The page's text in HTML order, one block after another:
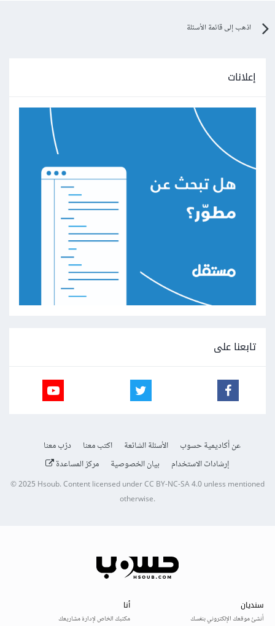
اذهب إلى قائمة الأسئلة
إعلانات
تابعنا على
عن أكاديمية حسوب الأسئلة الشائعة اكتب معنا
درّب معنا
إرشادات الاستخدام
بيان الخصوصية مركز المساعدة
© 2025Hsoub.Content licensed underCC BY-NC-SA 4.0unless mentioned
otherwise.